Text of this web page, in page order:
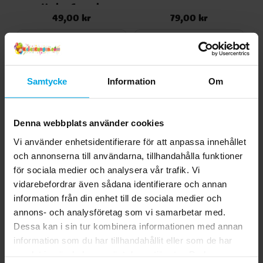
Samtycke Information Om
Denna webbplats använder cookies
Vi använder enhetsidentifierare för att anpassa innehållet
och annonserna till användarna, tillhandahålla funktioner
för sociala medier och analysera vår trafik. Vi
vidarebefordrar även sådana identifierare och annan
information från din enhet till de sociala medier och
annons- och analysföretag som vi samarbetar med.
Dessa kan i sin tur kombinera informationen med annan
information som du har tillhandahållit eller som de har
Vader 6-pack
Pris:49,00 kr
49,00 kr Pris:79,00 kr
79,00 kr
Andra köpte även
Enhörning - Tatueringar
Tatueringar med